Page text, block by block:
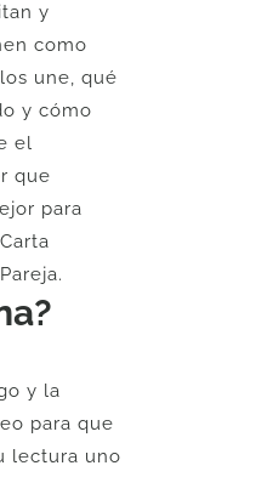
es:
U$
66.
y
como
une, qué
y cómo
el
que
para
y la
para que
lectura uno